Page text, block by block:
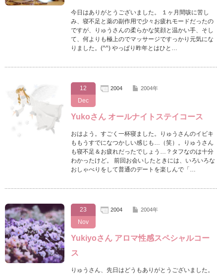
今日はありがとうございました。 １ヶ月間咳に苦し
み、寝不足と薬の副作用で少々お疲れモードだったの
ですが、りゅうさんの柔らかな笑顔と温かい手、そし
て、何よりも極上のでマッサージですっかり元気にな
りました。(^^) やっぱり昨年とはひと…
12
Dec
2004 2004年
Yukoさん オールナイトステイコース
おはよう。すごく一杯寝ました。りゅうさんのイビキ
ももうすでになつかしい感じも…（笑）。りゅうさん
も寝不足＆お疲れだったでしょう…？タフなのは十分
わかったけど。 前回お会いしたときには、いろいろな
おしゃべりをして普通のデートを楽しんで「…
23
Nov
2004 2004年
Yukiyoさん アロマ性感スペシャルコー
ス
りゅうさん、先日はどうもありがとうございました。